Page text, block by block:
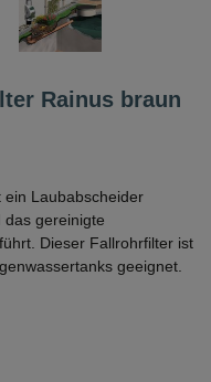
Rainus braun
ein Laubabscheider
das gereinigte
Dieser Fallrohrfilter ist
geeignet.